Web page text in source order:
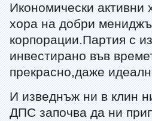
Икономически активни
хора на добри
корпорации.Партия с
инвестирано във
прекрасно,даже
И изведнъж ни в клин
ДПС започва да ни